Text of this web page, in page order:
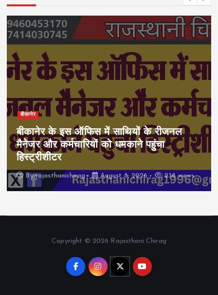
बीकानेर
बीकानेर के इस ऑफिस में साथियों के रीजनल
मैनेजर और कर्मचारियों को धमकाने पहुंचा
हिस्ट्रीशीटर
Byrajasthanichirag August 8, 2026 238 views
Copyright © 2026 Rajasthani Chirag